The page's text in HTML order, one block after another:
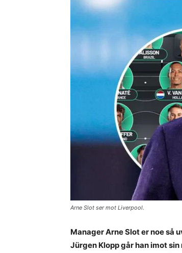
Arne Slot ser mot Liverpool.
Manager Arne Slot er noe så
Jürgen Klopp går han imot